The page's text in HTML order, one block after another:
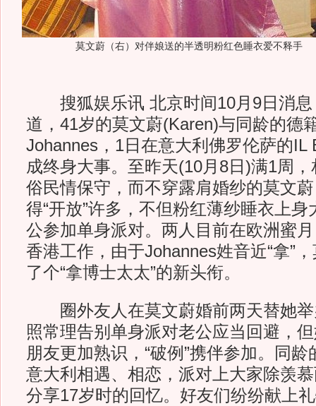
莫文蔚（右）对伴娘送的半透明粉红色睡衣爱不释手
搜狐娱乐讯 北京时间10月9日消息
道，41岁的莫文蔚(Karen)与同龄的德
Johannes，1日在意大利佛罗伦萨的IL
成终身大事。至昨天(10月8日)满1周
俗民情保守，而不穿露肩婚纱的莫文
得“开放”许多，不但粉红薄纱睡衣上
公参加单身派对。两人目前在欧洲蜜
香港工作，由于Johannes姓音近“拿”
了个“拿博士太太”的新头衔。
圈外友人在莫文蔚婚前两天替她举
照常理告别单身派对老公应当回避，
朋友更加熟识，“破例”携伴参加。同
意大利相遇、相恋，派对上大家除羡
分享17岁时的回忆。好友们纷纷献上